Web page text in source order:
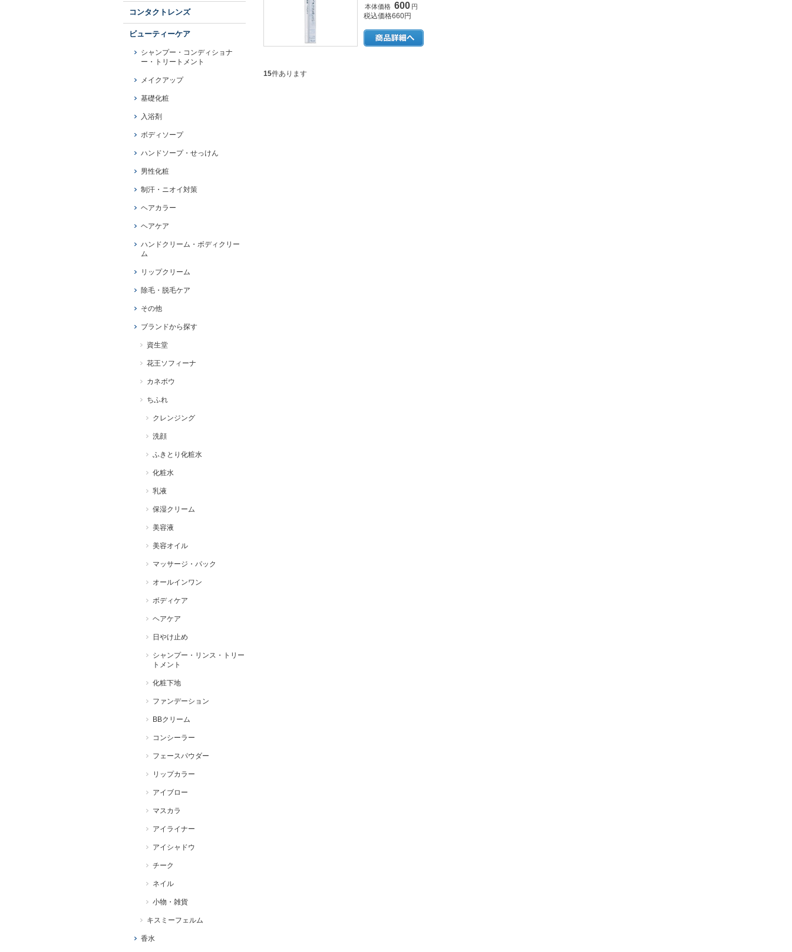
本体価格 600 円
税込価格660円
15件あります
コンタクトレンズ
ビューティーケア
シャンプー・コンディショナ
ー・トリートメント
メイクアップ
基礎化粧
入浴剤
ボディソープ
ハンドソープ・せっけん
男性化粧
制汗・ニオイ対策
ヘアカラー
ヘアケア
ハンドクリーム・ボディクリー
ム
リップクリーム
除毛・脱毛ケア
その他
ブランドから探す
資生堂
花王ソフィーナ
カネボウ
ちふれ
クレンジング
洗顔
ふきとり化粧水
化粧水
乳液
保湿クリーム
美容液
美容オイル
マッサージ・パック
オールインワン
ボディケア
ヘアケア
日やけ止め
シャンプー・リンス・トリー
トメント
化粧下地
ファンデーション
BBクリーム
コンシーラー
フェースパウダー
リップカラー
アイブロー
マスカラ
アイライナー
アイシャドウ
チーク
ネイル
小物・雑貨
キスミーフェルム
香水